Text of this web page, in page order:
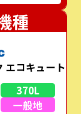
種
エコキュート
370L
一般地